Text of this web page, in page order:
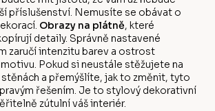
příslušenství. Nemusíte se obávat o
Obrazy na plátně, které
detaily. Správně nastavené
zaručí intenzitu barev a ostrost
Pokud si neustále stěžujete na
stěnách a přemýšlíte, jak to změnit, tyto
řešením. Je to stylový dekorativní
zútulní váš interiér.